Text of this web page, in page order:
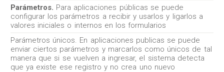
Parámetros. Para aplicaciones públicas se puede
configurar los parámetros a recibir y usarlos y ligarlos a
valores iniciales o internos en los formularios
Parámetros únicos. En aplicaciones publicas se puede
enviar ciertos parámetros y marcarlos como únicos de tal
manera que si se vuelven a ingresar, el sistema detecta
que ya existe ese registro y no crea uno nuevo